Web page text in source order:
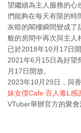
望繼續為主人服務的心
們能夠在每天有限的時
灰暗的閣樓瞬間變成了
般的房間中再次與主人
已於2018年10月17日
2021年6月15日為好望
月17日開放。
2023年10月29日，與
妹女僕Cafe 百人毒L感
VTuber舉辦官方的聚會